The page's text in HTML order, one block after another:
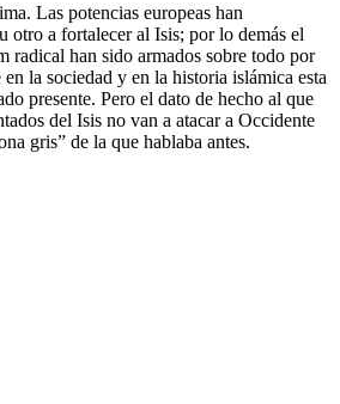
Las potencias europeas han
otro a fortalecer al Isis; por lo demás el
radical han sido armados sobre todo por
la sociedad y en la historia islámica esta
presente. Pero el dato de hecho al que
del Isis no van a atacar a Occidente
gris” de la que hablaba antes.